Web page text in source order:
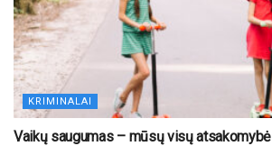
KRIMINALAI
Vaikų saugumas – mūsų visų atsakomybė